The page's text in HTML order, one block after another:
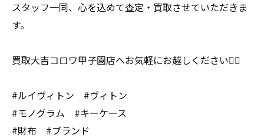
スタッフ一同、心を込めて査定・買取させていただきま
す。
買取大吉コロワ甲子園店へお気軽にお越しください🙇‍♂️
#ルイヴィトン #ヴィトン
#モノグラム #キーケース
#財布 #ブランド